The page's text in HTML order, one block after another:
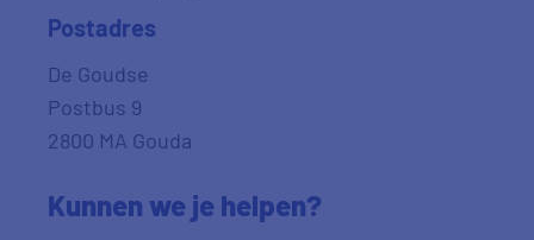
Postadres
De Goudse
Postbus 9
2800 MA Gouda
Kunnen we je helpen?